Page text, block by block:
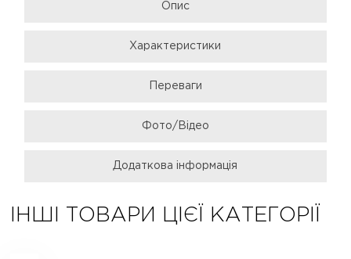
Опис
Характеристики
Переваги
Фото/Відео
Додаткова інформація
ІНШІ ТОВАРИ ЦІЄЇ КАТЕГОРІЇ